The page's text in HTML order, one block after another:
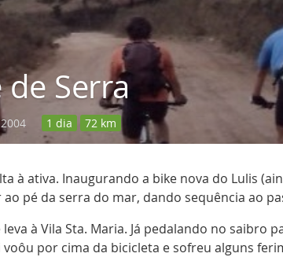
de Serra
1 dia 72 km
ativa. Inaugurando a bike nova do Lulis
pé da serra do mar, dando sequência ao
à Vila Sta. Maria. Já pedalando no saibro
por cima da bicicleta e sofreu alguns